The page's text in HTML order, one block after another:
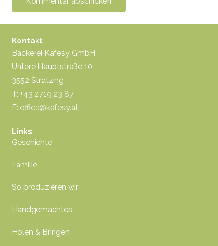
Kontakt
Bäckerei Kafesy GmbH
Untere Hauptstraße 10
3552 Stratzing
T: +43 2719 23 87
E: office@kafesy.at
Links
Geschichte
Familie
So produzieren wir
Handgemachtes
Holen & Bringen